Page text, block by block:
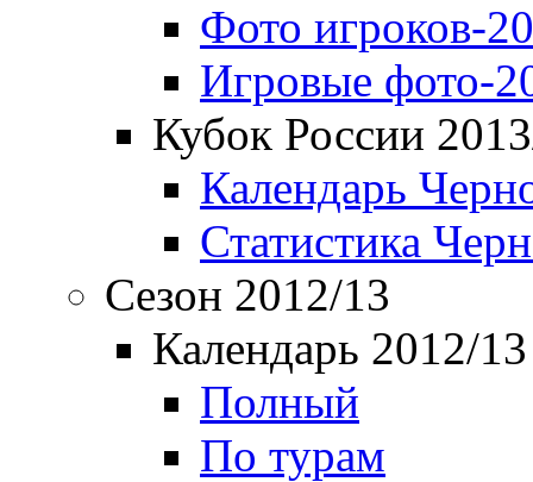
Фото игроков-
Игровые фото-
Кубок России
Календарь
Статистика
Сезон 2012/13
Календарь 2012/13
Полный
По турам